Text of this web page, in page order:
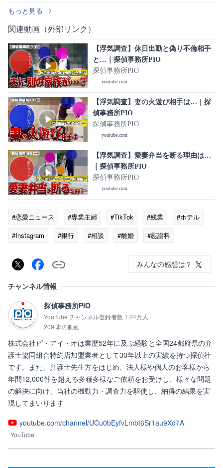
もっと見る
関連動画（外部リンク）
【浮気調査】休日出勤と偽り不倫相手
と…｜探偵事務所PIO
探偵事務所PIO
youtube.com
【浮気調査】妻の火遊び相手は…｜探
偵事務所PIO
探偵事務所PIO
youtube.com
【浮気調査】愛妻弁当を断る理由は…
｜探偵事務所PIO
探偵事務所PIO
youtube.com
#恋愛ニュース #専業主婦 #TikTok #残業
#ホテル
#Instagram
#銀行 #相談 #離婚 #慰謝料
みんなの感想は？
チャンネル情報
探偵事務所PIO
YouTube チャンネル登録者数 1.24万人
209 本の動画
株式会社ピ・アイ・オは業歴52年に及ぶ経験と全国24都府県の弁
護士協同組合特約店加盟業者として30年以上の実績を持つ探偵社
です。また、弁護士先生方をはじめ、法人様や個人のお客様から
年間12,000件を超える多種多様なご依頼をお受けし、様々な問題
の解決に向け、当社の機動力・調査力を駆使し、納得の結果を実
現してまいります
youtube.com/channel/UCu0bEyfvLmbt6Sr1au9Xd7A
YouTube